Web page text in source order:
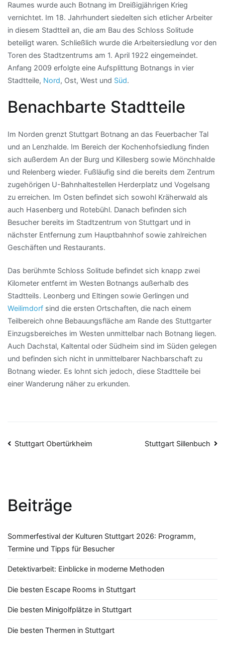
Raumes wurde auch Botnang im Dreißigjährigen Krieg
vernichtet. Im 18. Jahrhundert siedelten sich etlicher Arbeiter
in diesem Stadtteil an, die am Bau des Schloss Solitude
beteiligt waren. Schließlich wurde die Arbeitersiedlung vor den
Toren des Stadtzentrums am 1. April 1922 eingemeindet.
Anfang 2009 erfolgte eine Aufsplittung Botnangs in vier
Stadtteile, Nord, Ost, West und Süd.
Benachbarte Stadtteile
Im Norden grenzt Stuttgart Botnang an das Feuerbacher Tal
und an Lenzhalde. Im Bereich der Kochenhofsiedlung finden
sich außerdem An der Burg und Killesberg sowie Mönchhalde
und Relenberg wieder. Fußläufig sind die bereits dem Zentrum
zugehörigen U-Bahnhaltestellen Herderplatz und Vogelsang
zu erreichen. Im Osten befindet sich sowohl Kräherwald als
auch Hasenberg und Rotebühl. Danach befinden sich
Besucher bereits im Stadtzentrum von Stuttgart und in
nächster Entfernung zum Hauptbahnhof sowie zahlreichen
Geschäften und Restaurants.
Das berühmte Schloss Solitude befindet sich knapp zwei
Kilometer entfernt im Westen Botnangs außerhalb des
Stadtteils. Leonberg und Eltingen sowie Gerlingen und
Weilimdorf sind die ersten Ortschaften, die nach einem
Teilbereich ohne Bebauungsfläche am Rande des Stuttgarter
Einzugsbereiches im Westen unmittelbar nach Botnang liegen.
Auch Dachstal, Kaltental oder Südheim sind im Süden gelegen
und befinden sich nicht in unmittelbarer Nachbarschaft zu
Botnang wieder. Es lohnt sich jedoch, diese Stadtteile bei
einer Wanderung näher zu erkunden.
Beitragsnavigation
Stuttgart Obertürkheim Stuttgart Sillenbuch
Beiträge
Sommerfestival der Kulturen Stuttgart 2026: Programm,
Termine und Tipps für Besucher
Detektivarbeit: Einblicke in moderne Methoden
Die besten Escape Rooms in Stuttgart
Die besten Minigolfplätze in Stuttgart
Die besten Thermen in Stuttgart